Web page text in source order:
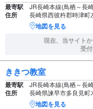
最寄駅 JR長崎本線(鳥栖～長
住所 長崎県西彼杵郡時津
地図を見る
現在、当サイト
受
ききつ教室
最寄駅 JR長崎本線(鳥栖～長
住所 長崎県諫早市多良見
地図を見る